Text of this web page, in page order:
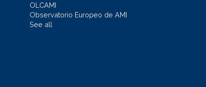
OLCAMI
Observatorio Europeo de AMI
See all